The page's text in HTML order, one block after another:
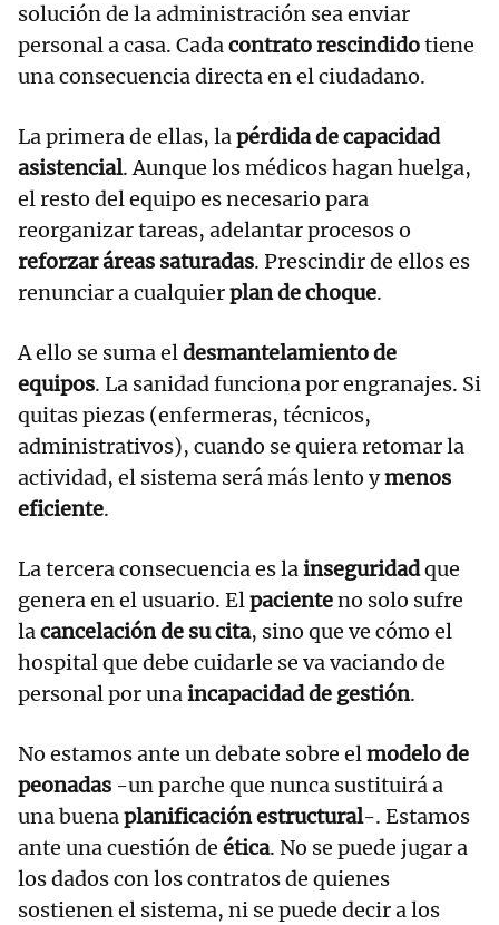
solución de la administración sea enviar
personal a casa. Cadacontrato rescindidotiene
una consecuencia directa en el ciudadano.
La primera de ellas, lapérdida de capacidad
asistencial. Aunque los médicos hagan huelga,
el resto del equipo es necesario para
reorganizar tareas, adelantar procesos o
reforzar áreas saturadas. Prescindir de ellos es
renunciar a cualquierplan de choque.
A ello se suma eldesmantelamiento de
equipos. La sanidad funciona por engranajes. Si
quitas piezas (enfermeras, técnicos,
administrativos), cuando se quiera retomar la
actividad, el sistema será más lento ymenos
eficiente.
La tercera consecuencia es lainseguridadque
genera en el usuario. Elpacienteno solo sufre
lacancelación de su cita, sino que ve cómo el
hospital que debe cuidarle se va vaciando de
personal por unaincapacidad de gestión.
No estamos ante un debate sobre elmodelo de
peonadas -un parche que nunca sustituirá a
una buenaplanificación estructural-. Estamos
ante una cuestión de ética. No se puede jugar a
los dados con los contratos de quienes
sostienen el sistema, ni se puede decir a los